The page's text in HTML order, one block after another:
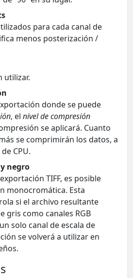
para cada canal de
menos posterización /
utilizar.
donde se puede
, el nivel de compresión
se aplicará. Cuanto
se comprimirán los datos, a
CPU.
negro
TIFF, es posible
monocromática. Esta
si el archivo resultante
gris como canales RGB
solo canal de escala de
se volverá a utilizar en